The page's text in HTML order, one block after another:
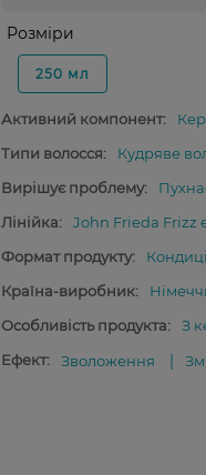
Розміри
250 мл
Активний компонент:
Типи волосся:
Кудряве
Вирішує проблему:
Лінійка:
John Frieda Frizz
Формат продукту:
Країна-виробник:
Особливість продукта:
З
Ефект:
Зволоження